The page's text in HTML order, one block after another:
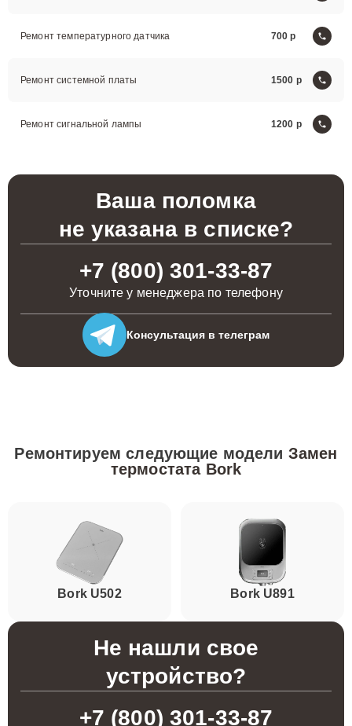
Ремонт температурного датчика 700
Ремонт системной платы 1500
Ремонт сигнальной лампы 1200
Ваша поломка
не указана в списке?
+7 (800) 301-33-87
Уточните у менеджера по телефону
Консультация в телеграм
Ремонтируем следующие модели Замен
термостата Bork
Bork U502 Bork U891
Не нашли свое
устройство?
+7 (800) 301-33-87